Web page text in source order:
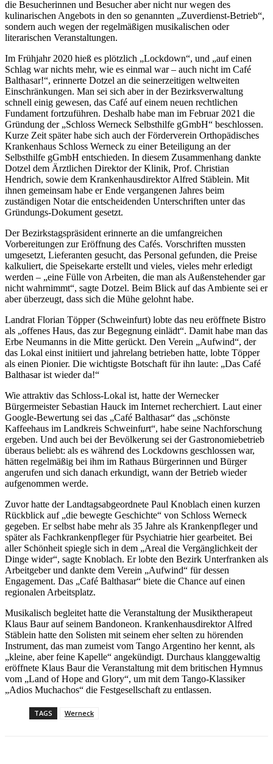
die Besucherinnen und Besucher aber nicht nur wegen des
kulinarischen Angebots in den so genannten „Zuverdienst-Betrieb“,
sondern auch wegen der regelmäßigen musikalischen oder
literarischen Veranstaltungen.
Im Frühjahr 2020 hieß es plötzlich „Lockdown“, und „auf einen
Schlag war nichts mehr, wie es einmal war – auch nicht im Café
Balthasar!“, erinnerte Dotzel an die seinerzeitigen weltweiten
Einschränkungen. Man sei sich aber in der Bezirksverwaltung
schnell einig gewesen, das Café auf einem neuen rechtlichen
Fundament fortzuführen. Deshalb habe man im Februar 2021 die
Gründung der „Schloss Werneck Selbsthilfe gGmbH“ beschlossen.
Kurze Zeit später habe sich auch der Förderverein Orthopädisches
Krankenhaus Schloss Werneck zu einer Beteiligung an der
Selbsthilfe gGmbH entschieden. In diesem Zusammenhang dankte
Dotzel dem Ärztlichen Direktor der Klinik, Prof. Christian
Hendrich, sowie dem Krankenhausdirektor Alfred Stäblein. Mit
ihnen gemeinsam habe er Ende vergangenen Jahres beim
zuständigen Notar die entscheidenden Unterschriften unter das
Gründungs-Dokument gesetzt.
Der Bezirkstagspräsident erinnerte an die umfangreichen
Vorbereitungen zur Eröffnung des Cafés. Vorschriften mussten
umgesetzt, Lieferanten gesucht, das Personal gefunden, die Preise
kalkuliert, die Speisekarte erstellt und vieles, vieles mehr erledigt
werden – „eine Fülle von Arbeiten, die man als Außenstehender gar
nicht wahrnimmt“, sagte Dotzel. Beim Blick auf das Ambiente sei er
aber überzeugt, dass sich die Mühe gelohnt habe.
Landrat Florian Töpper (Schweinfurt) lobte das neu eröffnete Bistro
als „offenes Haus, das zur Begegnung einlädt“. Damit habe man das
Erbe Neumanns in die Mitte gerückt. Den Verein „Aufwind“, der
das Lokal einst initiiert und jahrelang betrieben hatte, lobte Töpper
als einen Pionier. Die wichtigste Botschaft für ihn laute: „Das Café
Balthasar ist wieder da!“
Wie attraktiv das Schloss-Lokal ist, hatte der Wernecker
Bürgermeister Sebastian Hauck im Internet recherchiert. Laut einer
Google-Bewertung sei das „Café Balthasar“ das „schönste
Kaffeehaus im Landkreis Schweinfurt“, habe seine Nachforschung
ergeben. Und auch bei der Bevölkerung sei der Gastronomiebetrieb
überaus beliebt: als es während des Lockdowns geschlossen war,
hätten regelmäßig bei ihm im Rathaus Bürgerinnen und Bürger
angerufen und sich danach erkundigt, wann der Betrieb wieder
aufgenommen werde.
Zuvor hatte der Landtagsabgeordnete Paul Knoblach einen kurzen
Rückblick auf „die bewegte Geschichte“ von Schloss Werneck
gegeben. Er selbst habe mehr als 35 Jahre als Krankenpfleger und
später als Fachkrankenpfleger für Psychiatrie hier gearbeitet. Bei
aller Schönheit spiegle sich in dem „Areal die Vergänglichkeit der
Dinge wider“, sagte Knoblach. Er lobte den Bezirk Unterfranken als
Arbeitgeber und dankte dem Verein „Aufwind“ für dessen
Engagement. Das „Café Balthasar“ biete die Chance auf einen
regionalen Arbeitsplatz.
Musikalisch begleitet hatte die Veranstaltung der Musiktherapeut
Klaus Baur auf seinem Bandoneon. Krankenhausdirektor Alfred
Stäblein hatte den Solisten mit seinem eher selten zu hörenden
Instrument, das man zumeist vom Tango Argentino her kennt, als
„kleine, aber feine Kapelle“ angekündigt. Durchaus klanggewaltig
eröffnete Klaus Baur die Veranstaltung mit dem britischen Hymnus
vom „Land of Hope and Glory“, um mit dem Tango-Klassiker
„Adios Muchachos“ die Festgesellschaft zu entlassen.
TAGS Werneck